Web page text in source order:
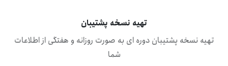
تهیه نسخه پشتیبان
تهیه نسخه پشتیبان دوره ای به صورت روزانه و هفتگی از اطلاعات
شما